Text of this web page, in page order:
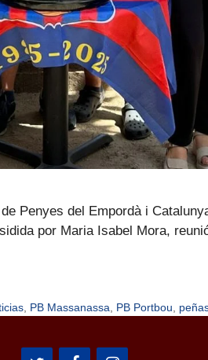
Penyes del Empordà i
por Maria Isabel Mora,
PB Massanassa PB Portbou